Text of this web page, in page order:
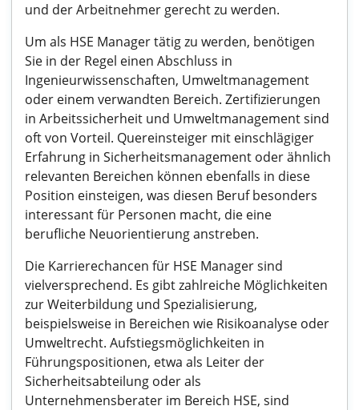
und der Arbeitnehmer gerecht zu werden.
Um als HSE Manager tätig zu werden, benötigen
Sie in der Regel einen Abschluss in
Ingenieurwissenschaften, Umweltmanagement
oder einem verwandten Bereich. Zertifizierungen
in Arbeitssicherheit und Umweltmanagement sind
oft von Vorteil. Quereinsteiger mit einschlägiger
Erfahrung in Sicherheitsmanagement oder ähnlich
relevanten Bereichen können ebenfalls in diese
Position einsteigen, was diesen Beruf besonders
interessant für Personen macht, die eine
berufliche Neuorientierung anstreben.
Die Karrierechancen für HSE Manager sind
vielversprechend. Es gibt zahlreiche Möglichkeiten
zur Weiterbildung und Spezialisierung,
beispielsweise in Bereichen wie Risikoanalyse oder
Umweltrecht. Aufstiegsmöglichkeiten in
Führungspositionen, etwa als Leiter der
Sicherheitsabteilung oder als
Unternehmensberater im Bereich HSE, sind